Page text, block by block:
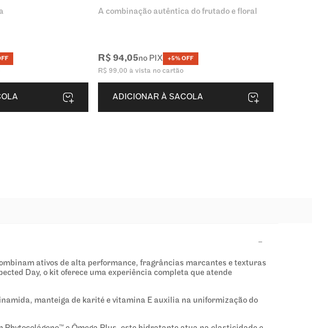
A combinação autêntica do frutado e floral
R$ 94,05no PIX +5% OFF
R$ 99,00 à vista no cartão
ADICIONAR À SACOLA
ativos de alta performance, fragrâncias marcantes e texturas
Day, o kit oferece uma experiência completa que atende
manteiga de karité e vitamina E auxilia na uniformização do